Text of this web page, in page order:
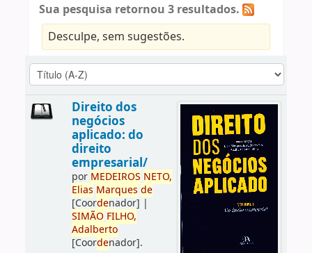
Sua pesquisa retornou 3 resultados.
Desculpe, sem sugestões.
Direito dos
negócios
aplicado: do
direito
empresarial/
por MEDEIROS NETO,
Elias Marques de
[Coordenador] |
SIMÃO FILHO,
Adalberto
[Coordenador].